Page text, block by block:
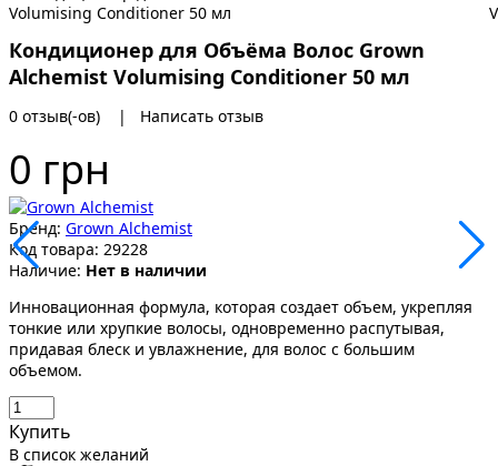
Кондиционер для Объёма Волос Grown
Alchemist Volumising Conditioner 50 мл
0 отзыв(-ов) | Написать отзыв
0 грн
Бренд: Grown Alchemist
Код товара: 29228
Наличие: Нет в наличии
Инновационная формула, которая создает объем, укрепляя
тонкие или хрупкие волосы, одновременно распутывая,
придавая блеск и увлажнение, для волос с большим
объемом.
Купить
В список желаний